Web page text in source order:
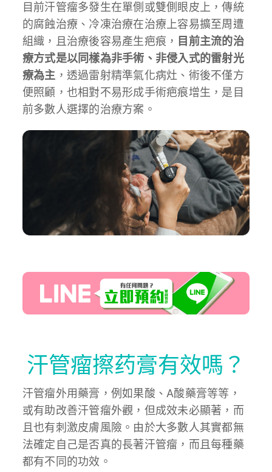
目前汗管瘤多發生在單側或雙側眼皮上，傳統
的腐蝕治療、冷凍治療在治療上容易擴至周遭
組織，且治療後容易產生疤痕， 目前主流的治
療方式是以同樣為非手術、非侵入式的雷射光
療為主 ，透過雷射精準氣化病灶、術後不僅方
便照顧，也相對不易形成手術疤痕增生，是目
前多數人選擇的治療方案。
汗管瘤擦药膏有效嗎？
汗管瘤外用藥膏，例如果酸、A酸藥膏等等，
或有助改善汗管瘤外觀，但成效未必顯著，而
且也有刺激皮膚風險。由於大多數人其實都無
法確定自己是否真的長著汗管瘤，而且每種藥
都有不同的功效。